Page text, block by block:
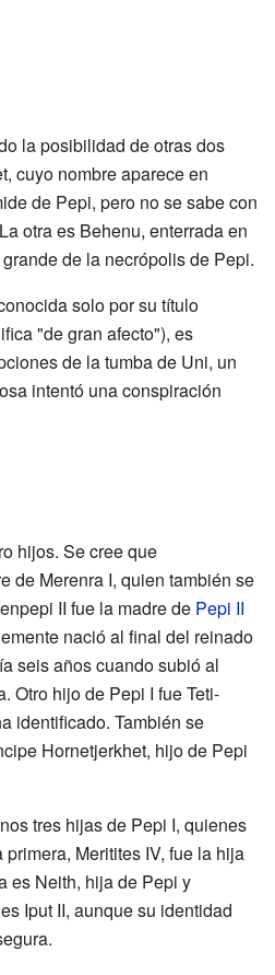
la posibilidad de otras dos
cuyo nombre aparece en
de Pepi, pero no se sabe con
otra es Behenu, enterrada en
de la necrópolis de Pepi.
solo por su título
"de gran afecto"), es
de la tumba de Uni, un
intentó una conspiración
hijos. Se cree que
de Merenra I, quien también se
II fue la madre de Pepi II
nació al final del reinado
seis años cuando subió al
Otro hijo de Pepi I fue Teti-
identificado. También se
Hornetjerkhet, hijo de Pepi
tres hijas de Pepi I, quienes
Meritites IV, fue la hija
es Neith, hija de Pepi y
Iput II, aunque su identidad